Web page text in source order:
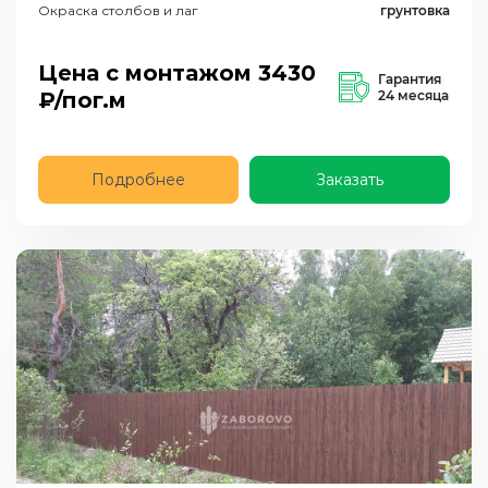
Окраска столбов и лаг грунтовка
Цена с монтажом 3430
₽/пог.м
Гарантия
24 месяца
Подробнее Заказать